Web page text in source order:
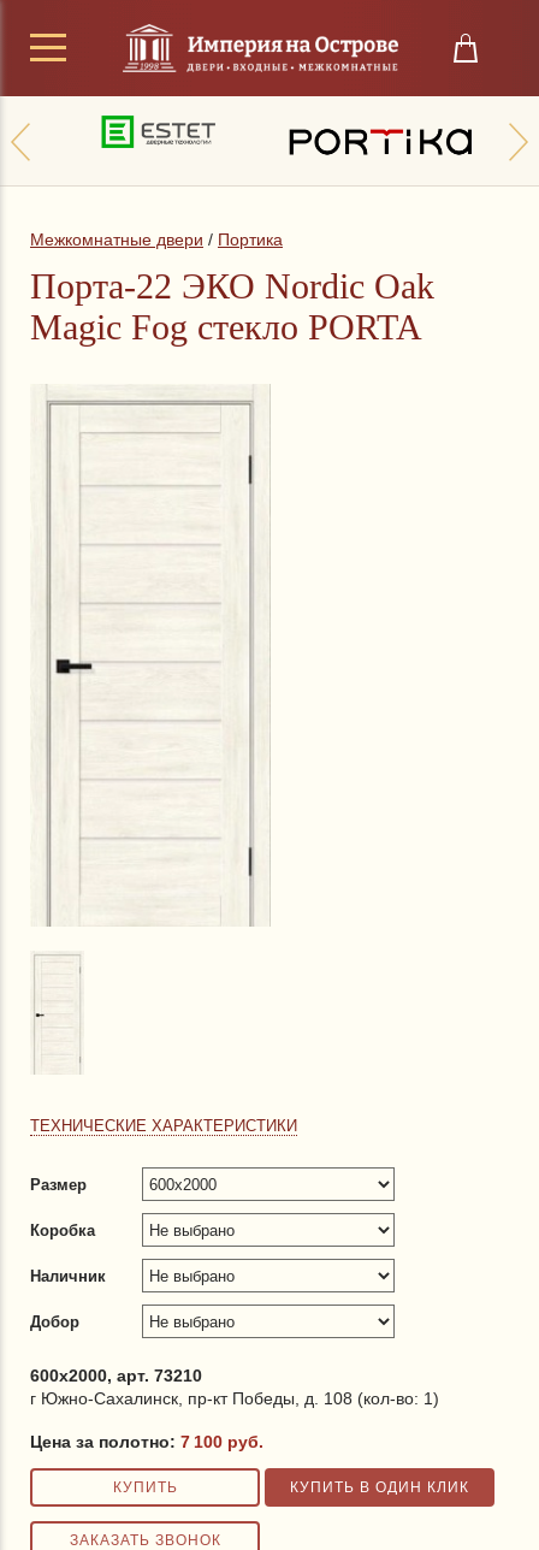
Межкомнатные двери / Портика
Порта-22 ЭКО Nordic Oak
Magic Fog стекло PORTA
ТЕХНИЧЕСКИЕ ХАРАКТЕРИСТИКИ
Размер
Коробка
Наличник
Добор
600x2000, арт. 73210
г Южно-Сахалинск, пр-кт Победы, д. 108 (кол-во: 1)
Цена за полотно: 7 100 руб.